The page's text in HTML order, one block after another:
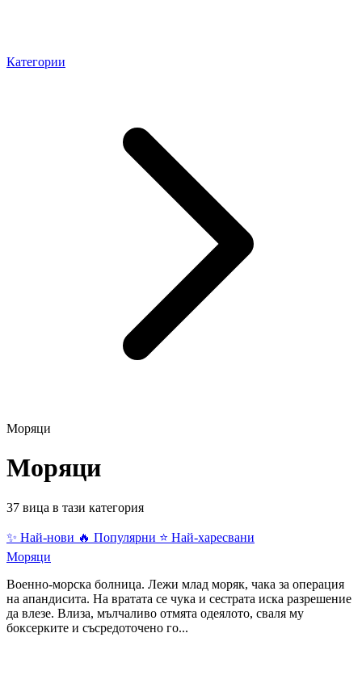
Категории
Моряци
Моряци
37 вица в тази категория
✨ Най-нови 🔥 Популярни ⭐ Най-харесвани
Моряци
Военно-морска болница. Лежи млад моряк, чака за операция
на апандисита. На вратата се чука и сестрата иска разрешение
да влезе. Влиза, мълчаливо отмята одеялото, сваля му
боксерките и съсредоточено го...